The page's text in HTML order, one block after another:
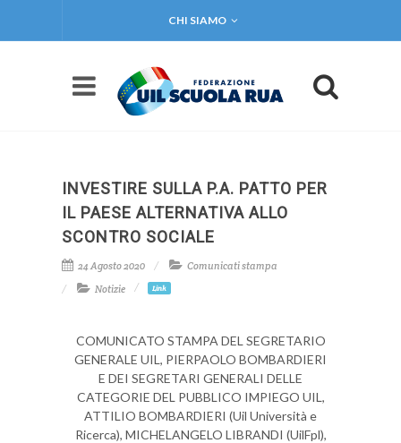
CHI SIAMO
INVESTIRE SULLA P.A. PATTO PER
IL PAESE ALTERNATIVA ALLO
SCONTRO SOCIALE
24 Agosto 2020
Comunicati stampa
Notizie
Link
COMUNICATO STAMPA DEL SEGRETARIO
GENERALE UIL, PIERPAOLO BOMBARDIERI
E DEI SEGRETARI GENERALI DELLE
CATEGORIE DEL PUBBLICO IMPIEGO UIL,
ATTILIO BOMBARDIERI (Uil Università e
Ricerca), MICHELANGELO LIBRANDI (UilFpl),